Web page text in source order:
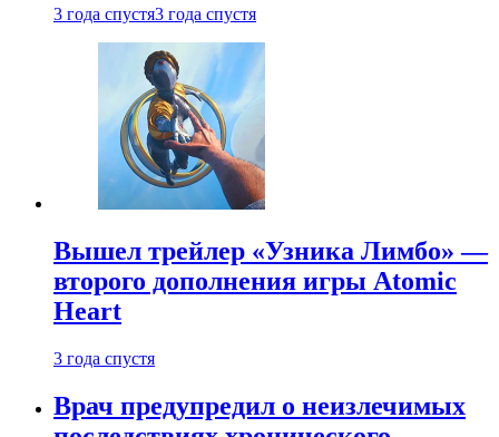
3 года спустя3 года спустя
Вышел трейлер «Узника Лимбо» —
второго дополнения игры Atomic
Heart
3 года спустя
Врач предупредил о неизлечимых